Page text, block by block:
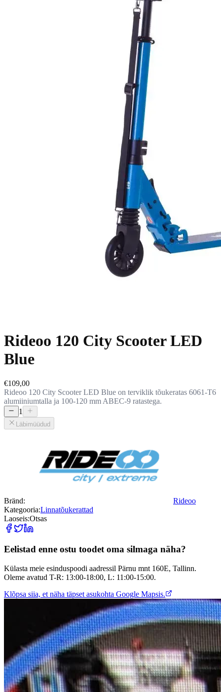
Rideoo 120 City Scooter LED
Blue
€109,00
Rideoo 120 City Scooter LED Blue on terviklik tõukeratas 6061-T6
alumiiniumtalla ja 100-120 mm ABEC-9 ratastega.
1
Läbimüüdud
Bränd:
Rideoo
Kategooria:Linnatõukerattad
Laoseis:Otsas
Eelistad enne ostu toodet oma silmaga näha?
Külasta meie esinduspoodi aadressil Pärnu mnt 160E, Tallinn.
Oleme avatud T-R: 13:00-18:00, L: 11:00-15:00.
Klõpsa siia, et näha täpset asukohta Google Mapsis.